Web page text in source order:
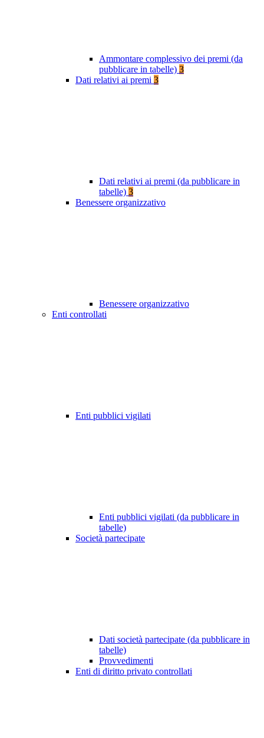
Ammontare complessivo dei premi (da
pubblicare in tabelle) 3
Dati relativi ai premi 3
Dati relativi ai premi (da pubblicare in
tabelle) 3
Benessere organizzativo
Benessere organizzativo
Enti controllati
Enti pubblici vigilati
Enti pubblici vigilati (da pubblicare in
tabelle)
Società partecipate
Dati società partecipate (da pubblicare in
tabelle)
Provvedimenti
Enti di diritto privato controllati